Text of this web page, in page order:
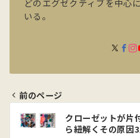
どのエグゼクティブを中心
いる。
投
稿
前のページ
クローゼットが片
ら紐解くその原因